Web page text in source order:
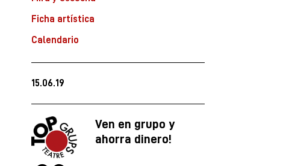
Ficha artística
Calendario
15.06.19
Ven en grupo y
ahorra dinero!